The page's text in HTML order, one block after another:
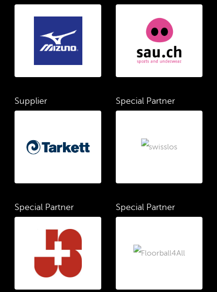
Supplier Special Partner
Special Partner Special Partner